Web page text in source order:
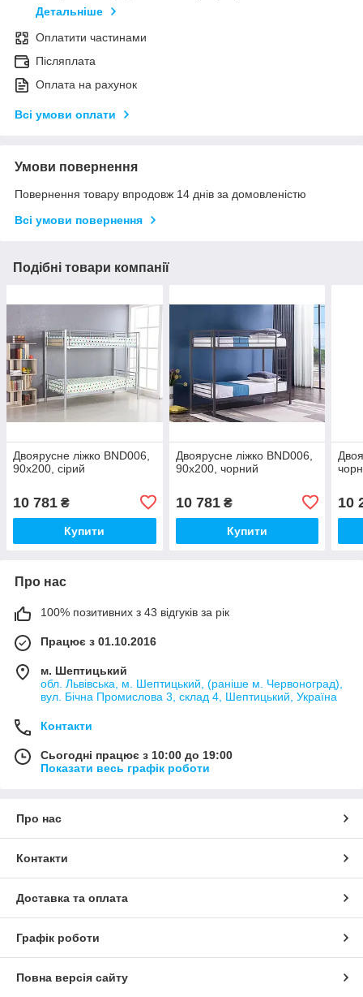
Детальніше
Оплатити частинами
Післяплата
Оплата на рахунок
Всі умови оплати
Умови повернення
Повернення товару впродовж 14 днів за домовленістю
Всі умови повернення
Подібні товари компанії
Двоярусне ліжко BND006,
90х200, сірий
10 781 ₴
Купити
Двоярусне ліжко BND006,
90х200, чорний
10 781₴
Купити
10
Про нас
100% позитивних з 43 відгуків за рік
Працює з 01.10.2016
м. Шептицький
обл. Львівська, м. Шептицький, (раніше м. Червоноград),
вул. Бічна Промислова 3, склад 4, Шептицький, Україна
Контакти
Сьогодні працює з 10:00 до 19:00
Показати весь графік роботи
Про нас
Контакти
Доставка та оплата
Графік роботи
Повна версія сайту